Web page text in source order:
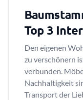
Top 3
Den eigenen
zu verschönern
verbunden.
Nachhaltigkeit
Transport der